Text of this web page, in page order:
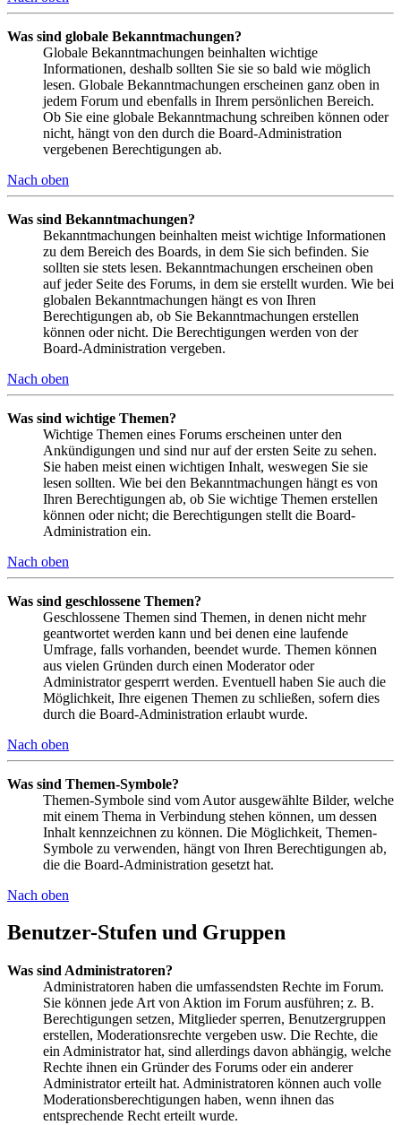
Was sind globale Bekanntmachungen?
Globale Bekanntmachungen beinhalten wichtige
Informationen, deshalb sollten Sie sie so bald wie möglich
lesen. Globale Bekanntmachungen erscheinen ganz oben in
jedem Forum und ebenfalls in Ihrem persönlichen Bereich.
Ob Sie eine globale Bekanntmachung schreiben können oder
nicht, hängt von den durch die Board-Administration
vergebenen Berechtigungen ab.
Nach oben
Was sind Bekanntmachungen?
Bekanntmachungen beinhalten meist wichtige Informationen
zu dem Bereich des Boards, in dem Sie sich befinden. Sie
sollten sie stets lesen. Bekanntmachungen erscheinen oben
auf jeder Seite des Forums, in dem sie erstellt wurden. Wie bei
globalen Bekanntmachungen hängt es von Ihren
Berechtigungen ab, ob Sie Bekanntmachungen erstellen
können oder nicht. Die Berechtigungen werden von der
Board-Administration vergeben.
Nach oben
Was sind wichtige Themen?
Wichtige Themen eines Forums erscheinen unter den
Ankündigungen und sind nur auf der ersten Seite zu sehen.
Sie haben meist einen wichtigen Inhalt, weswegen Sie sie
lesen sollten. Wie bei den Bekanntmachungen hängt es von
Ihren Berechtigungen ab, ob Sie wichtige Themen erstellen
können oder nicht; die Berechtigungen stellt die Board-
Administration ein.
Nach oben
Was sind geschlossene Themen?
Geschlossene Themen sind Themen, in denen nicht mehr
geantwortet werden kann und bei denen eine laufende
Umfrage, falls vorhanden, beendet wurde. Themen können
aus vielen Gründen durch einen Moderator oder
Administrator gesperrt werden. Eventuell haben Sie auch die
Möglichkeit, Ihre eigenen Themen zu schließen, sofern dies
durch die Board-Administration erlaubt wurde.
Nach oben
Was sind Themen-Symbole?
Themen-Symbole sind vom Autor ausgewählte Bilder, welche
mit einem Thema in Verbindung stehen können, um dessen
Inhalt kennzeichnen zu können. Die Möglichkeit, Themen-
Symbole zu verwenden, hängt von Ihren Berechtigungen ab,
die die Board-Administration gesetzt hat.
Nach oben
Benutzer-Stufen und Gruppen
Was sind Administratoren?
Administratoren haben die umfassendsten Rechte im Forum.
Sie können jede Art von Aktion im Forum ausführen; z. B.
Berechtigungen setzen, Mitglieder sperren, Benutzergruppen
erstellen, Moderationsrechte vergeben usw. Die Rechte, die
ein Administrator hat, sind allerdings davon abhängig, welche
Rechte ihnen ein Gründer des Forums oder ein anderer
Administrator erteilt hat. Administratoren können auch volle
Moderationsberechtigungen haben, wenn ihnen das
entsprechende Recht erteilt wurde.